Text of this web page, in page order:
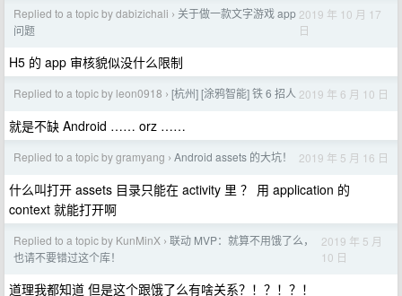
Replied to a topic by dabizichali › 关于做一款文字游戏 app
问题
2019 年 10 月 17
日
H5 的 app 审核貌似没什么限制
Replied to a topic by leon0918 › [杭州] [涂鸦智能] 铁 6 招人 2019 年 6 月 10 日
就是不缺 Android …… orz ……
Replied to a topic by gramyang › Android assets 的大坑！ 2019 年 5 月 16 日
什么叫打开 assets 目录只能在 activity 里 ？ 用 application 的
context 就能打开啊
Replied to a topic by KunMinX › 联动 MVP：就算不用饿了么，
也请不要错过这个库！
2019 年 5 月
10 日
道理我都知道 但是这个跟饿了么有啥关系？！？！？！